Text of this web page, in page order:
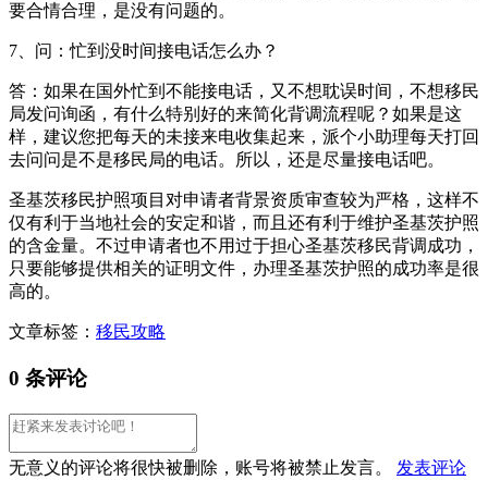
要合情合理，是没有问题的。
7、问：忙到没时间接电话怎么办？
答：如果在国外忙到不能接电话，又不想耽误时间，不想移民
局发问询函，有什么特别好的来简化背调流程呢？如果是这
样，建议您把每天的未接来电收集起来，派个小助理每天打回
去问问是不是移民局的电话。所以，还是尽量接电话吧。
圣基茨移民护照项目对申请者背景资质审查较为严格，这样不
仅有利于当地社会的安定和谐，而且还有利于维护圣基茨护照
的含金量。不过申请者也不用过于担心圣基茨移民背调成功，
只要能够提供相关的证明文件，办理圣基茨护照的成功率是很
高的。
文章标签： 移民攻略
0 条评论
无意义的评论将很快被删除，账号将被禁止发言。
发表评论